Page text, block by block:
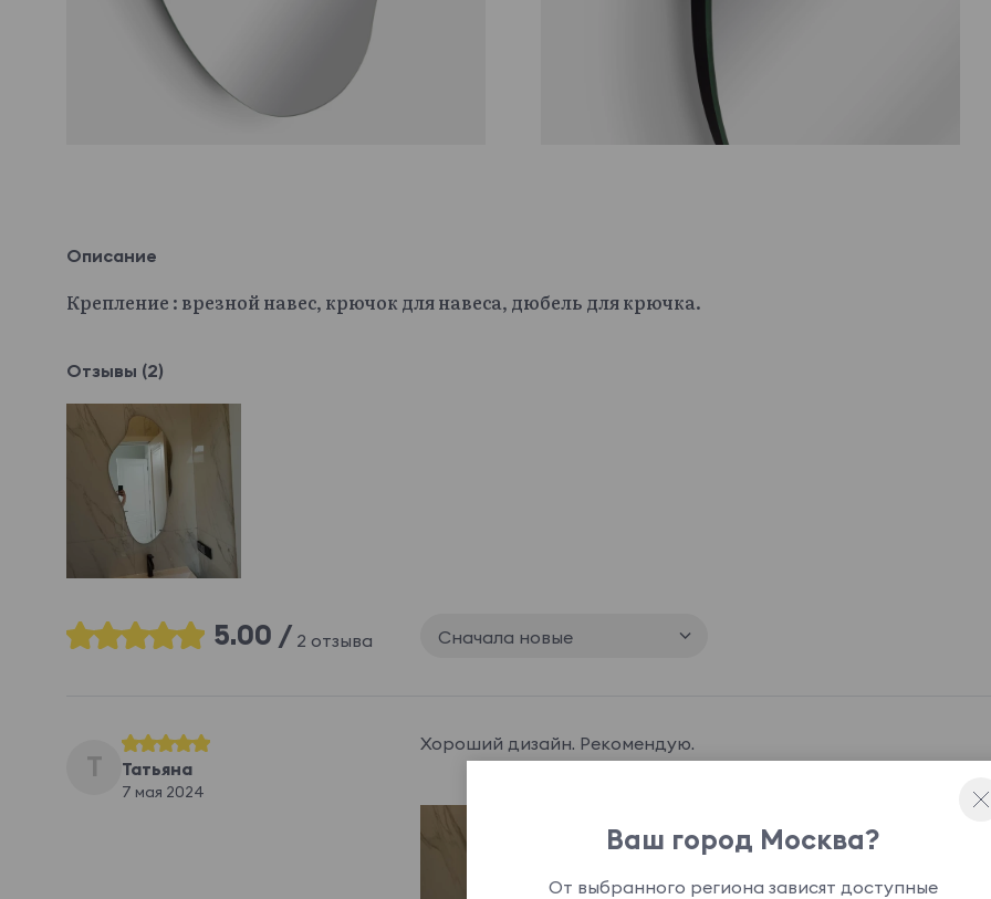
Описание
Крепление : врезной навес, крючок для навеса, дюбель для крючка.
Отзывы (2)
5.00 / 2 отзыва Сначала новые
Т Татьяна
7 мая 2024
Хороший дизайн. Рекомендую.
Ваш город Москва?
От выбранного региона зависят доступные